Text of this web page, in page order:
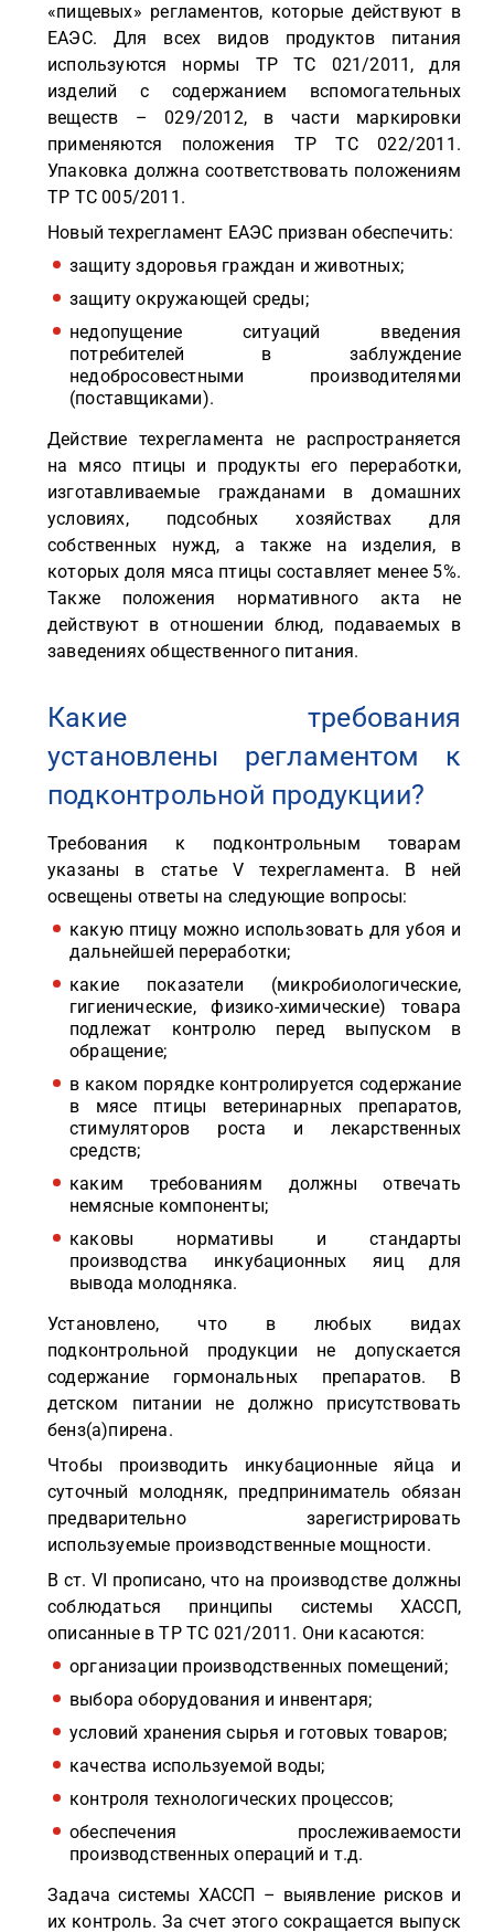
«пищевых» регламентов, которые действуют в
ЕАЭС. Для всех видов продуктов питания
используются нормы ТР ТС 021/2011, для
изделий с содержанием вспомогательных
веществ – 029/2012, в части маркировки
применяются положения ТР ТС 022/2011.
Упаковка должна соответствовать положениям
ТР ТС 005/2011.
Новый техрегламент ЕАЭС призван обеспечить:
защиту здоровья граждан и животных;
защиту окружающей среды;
недопущение ситуаций введения
потребителей в заблуждение
недобросовестными производителями
(поставщиками).
Действие техрегламента не распространяется
на мясо птицы и продукты его переработки,
изготавливаемые гражданами в домашних
условиях, подсобных хозяйствах для
собственных нужд, а также на изделия, в
которых доля мяса птицы составляет менее 5%.
Также положения нормативного акта не
действуют в отношении блюд, подаваемых в
заведениях общественного питания.
Какие требования
установлены регламентом к
подконтрольной продукции?
Требования к подконтрольным товарам
указаны в статье V техрегламента. В ней
освещены ответы на следующие вопросы:
какую птицу можно использовать для убоя и
дальнейшей переработки;
какие показатели (микробиологические,
гигиенические, физико-химические) товара
подлежат контролю перед выпуском в
обращение;
в каком порядке контролируется содержание
в мясе птицы ветеринарных препаратов,
стимуляторов роста и лекарственных
средств;
каким требованиям должны отвечать
немясные компоненты;
каковы нормативы и стандарты
производства инкубационных яиц для
вывода молодняка.
Установлено, что в любых видах
подконтрольной продукции не допускается
содержание гормональных препаратов. В
детском питании не должно присутствовать
бенз(а)пирена.
Чтобы производить инкубационные яйца и
суточный молодняк, предприниматель обязан
предварительно зарегистрировать
используемые производственные мощности.
В ст. VI прописано, что на производстве должны
соблюдаться принципы системы ХАССП,
описанные в ТР ТС 021/2011. Они касаются:
организации производственных помещений;
выбора оборудования и инвентаря;
условий хранения сырья и готовых товаров;
качества используемой воды;
контроля технологических процессов;
обеспечения прослеживаемости
производственных операций и т.д.
Задача системы ХАССП – выявление рисков и
их контроль. За счет этого сокращается выпуск